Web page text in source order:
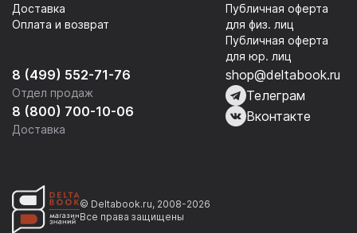
8 (499) 552-71-76
Отдел продаж
8 (800) 700-10-06
Доставка
Доставка
Оплата и возврат
Публичная оферта
для физ. лиц
Публичная оферта
для юр. лиц
shop@deltabook.ru
Телеграм
Вконтакте
© Deltabook.ru, 2008-2026
Все права защищены